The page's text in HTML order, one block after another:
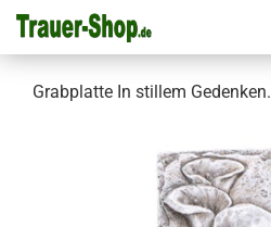
Grabplatte In stillem Gedenken.